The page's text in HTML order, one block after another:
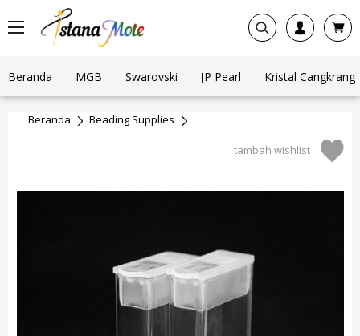
Beranda MGB Swarovski JP Pearl Kristal Cangkrang
Beranda Beading Supplies
tambah wishlist